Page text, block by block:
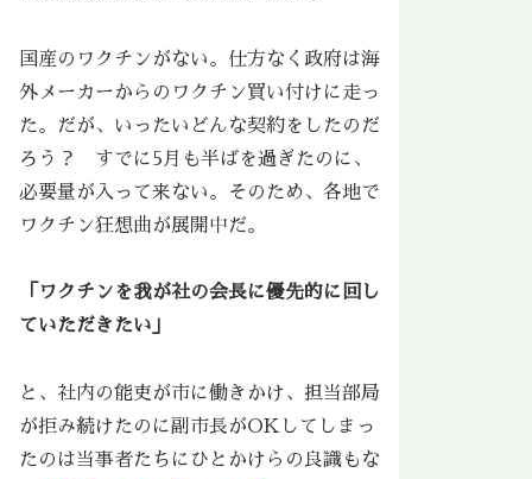
国産のワクチンがない。仕方なく政府は海
外メーカーからのワクチン買い付けに走っ
た。だが、いったいどんな契約をしたのだ
ろう？ すでに5月も半ばを過ぎたのに、
必要量が入って来ない。そのため、各地で
ワクチン狂想曲が展開中だ。
「ワクチンを我が社の会長に優先的に回し
ていただきたい」
と、社内の能吏が市に働きかけ、担当部局
が拒み続けたのに副市長がOKしてしまっ
たのは当事者たちにひとかけらの良識もな